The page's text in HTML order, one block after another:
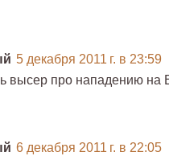
5 декабря 2011 г. в 23:59
высер про нападению на
6 декабря 2011 г. в 22:05